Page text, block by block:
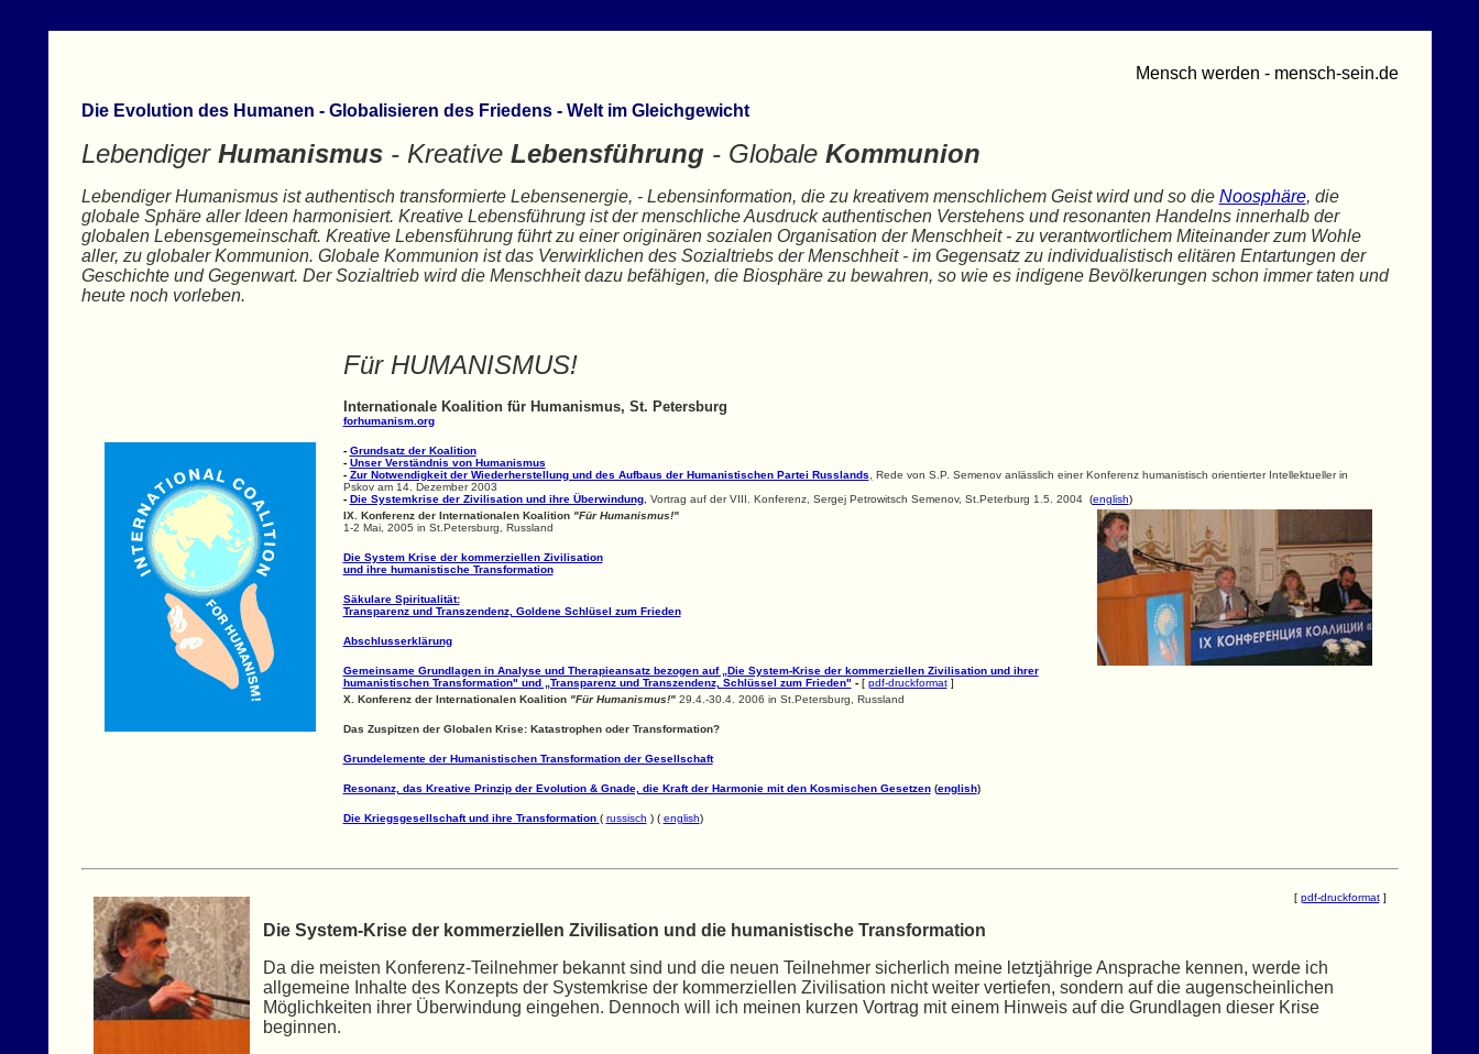
Mensch werden - mensch-sein.de
Die Evolution des Humanen - Globalisieren des Friedens - Welt im Gleichgewicht
Lebendiger Humanismus- Kreative Lebensführung - Globale Kommunion
Lebendiger Humanismus ist authentisch transformierte Lebensenergie, - Lebensinformation, die zu kreativem menschlichem Geist wird und so die Noosphäre, die
globale Sphäre aller Ideen harmonisiert. Kreative Lebensführung ist der menschliche Ausdruck authentischen Verstehens und resonanten Handelns innerhalb der
globalen Lebensgemeinschaft. Kreative Lebensführung führt zu einer originären sozialen Organisation der Menschheit - zu verantwortlichem Miteinander zum Wohle
aller, zu globaler Kommunion. Globale Kommunion ist das Verwirklichen des Sozialtriebs der Menschheit - im Gegensatz zu individualistisch elitären Entartungen der
Geschichte und Gegenwart. Der Sozialtrieb wird die Menschheit dazu befähigen, die Biosphäre zu bewahren, so wie es indigene Bevölkerungen schon immer taten und
heute noch vorleben.
Für HUMANISMUS!
Internationale Koalition für Humanismus, St. Petersburg
forhumanism.org
- Grundsatz der Koalition
- Unser Verständnis von Humanismus
- Zur Notwendigkeit der Wiederherstellung und des Aufbaus der Humanistischen Partei Russlands
Rede von S.P. Semenov anlässlich einer Konferenz humanistisch orientierter Intellektueller in
Pskov am 14. Dezember 2003
- Die Systemkrise der Zivilisation und ihre Überwindung, Vortrag auf der VIII. Konferenz, Sergej Petrowitsch Semenov, St.Peterburg 1.5. 2004 (english)
IX. Konferenz der Internationalen Koalition "Für Humanismus!"
1-2 Mai, 2005 in St.Petersburg, Russland
Die System Krise der kommerziellen Zivilisation
und ihre humanistische Transformation
Säkulare Spiritualität:
Transparenz und Transzendenz, Goldene Schlüsel zum Frieden
Abschlusserklärung
Gemeinsame Grundlagen in Analyse und Therapieansatz bezogen auf „Die System-Krise der kommerziellen Zivilisation und ihrer
humanistischen Transformation" und „Transparenz und Transzendenz, Schlüssel zum Frieden" - [ pdf-druckformat]
X. Konferenz der Internationalen Koalition "Für Humanismus!" 29.4.-30.4. 2006 in St.Petersburg, Russland
Das Zuspitzen der Globalen Krise: Katastrophen oder Transformation?
Grundelemente der Humanistischen Transformation der Gesellschaft
Resonanz, das Kreative Prinzip der Evolution & Gnade, die Kraft der Harmonie mit den Kosmischen Gesetzen(english)
Die Kriegsgesellschaft und ihre Transformation ( russisch ) ( english)
[ pdf-druckformat]
Die System-Krise der kommerziellen Zivilisation und die humanistische Transformation
Da die meisten Konferenz-Teilnehmer bekannt sind und die neuen Teilnehmer sicherlich meine letztjährige Ansprache kennen, werde ich
allgemeine Inhalte des Konzepts der Systemkrise der kommerziellen Zivilisation nicht weiter vertiefen, sondern auf die augenscheinlichen
Möglichkeiten ihrer Überwindung eingehen. Dennoch will ich meinen kurzen Vortrag mit einem Hinweis auf die Grundlagen dieser Krise
beginnen.